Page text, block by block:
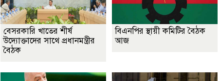
বেসরকারি খাতের শীর্ষ
উদ্যোক্তাদের সাথে প্রধানমন্ত্রীর
বৈঠক
বিএনপির স্থায়ী কমিটির বৈঠক
আজ